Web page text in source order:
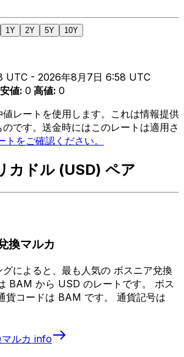
1Y 2Y 5Y 10Y
UTC - 2026年8月7日 6:58 UTC
安値: 0 高値: 0
レートを使用します。これは情報提供
です。送金時にはこのレートは適用さ
トをご確認ください。
カドル (USD) ペア
換マルカ
によると、最も人気の ボスニア兌換
BAM から USD のレートです。 ボス
貨コードは BAM です。 通貨記号は
ルカ info